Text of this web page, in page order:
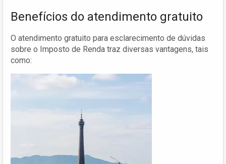
Benefícios do atendimento gratuito
O atendimento gratuito para esclarecimento de dúvidas
sobre o Imposto de Renda traz diversas vantagens, tais
como: